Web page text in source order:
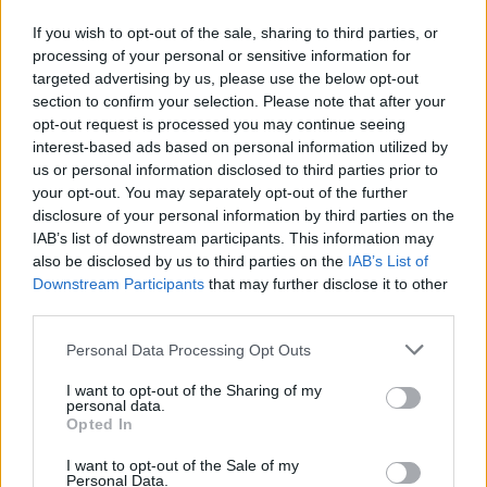
If you wish to opt-out of the sale, sharing to third parties, or
processing of your personal or sensitive information for
targeted advertising by us, please use the below opt-out
section to confirm your selection. Please note that after your
opt-out request is processed you may continue seeing
interest-based ads based on personal information utilized by
us or personal information disclosed to third parties prior to
your opt-out. You may separately opt-out of the further
disclosure of your personal information by third parties on the
IAB’s list of downstream participants. This information may
also be disclosed by us to third parties on the IAB’s List of
Downstream Participants that may further disclose it to other
Personal Data Processing Opt Outs
I want to opt-out of the Sharing of my
personal data.
Opted In
I want to opt-out of the Sale of my
Personal Data.
pozwoliły nam ocenić, które miasta w Polsce oferują
mieszkańcom najszerszy dostęp do programów
zdrowotnych–wyjaśnia dr hab. Agnieszka Chłoń-
Domińczak, prof. SGH, Prorektor ds. nauki Szkoły
Głównej Handlowej w Warszawie.
Wśród kategorii programów przeanalizowanych w
ramach obszaru Zdrowie uwzględniono m.in.
programy przeciwdziałające rozwojowi chorób
działania ograniczające choroby układu
oddechowego, ale także działania wspomagające
poprawę prokreacji.